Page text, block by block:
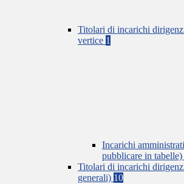
Titolari di incarichi
vertice 1
Incarichi
pubblicare in tabelle)
Titolari di incarichi
generali) 10